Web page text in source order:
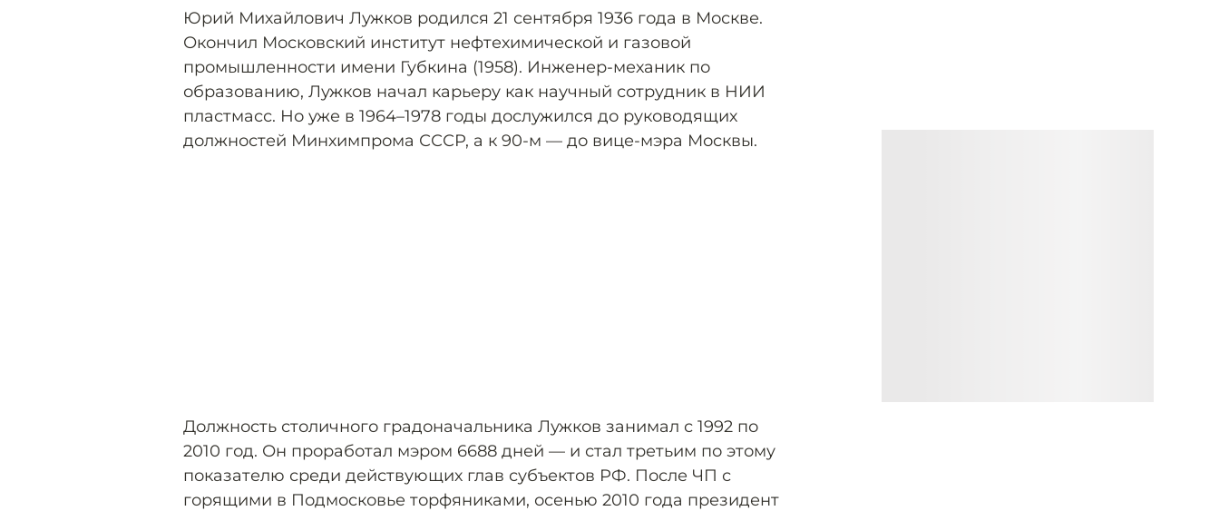
Юрий Михайлович Лужков родился 21 сентября 1936 года в Москве.
Окончил Московский институт нефтехимической и газовой
промышленности имени Губкина (1958). Инженер-механик по
образованию, Лужков начал карьеру как научный сотрудник в НИИ
пластмасс. Но уже в 1964–1978 годы дослужился до руководящих
должностей Минхимпрома СССР, а к 90-м — до вице-мэра Москвы.
Должность столичного градоначальника Лужков занимал с 1992 по
2010 год. Он проработал мэром 6688 дней — и стал третьим по этому
показателю среди действующих глав субъектов РФ. После ЧП с
горящими в Подмосковье торфяниками, осенью 2010 года президент